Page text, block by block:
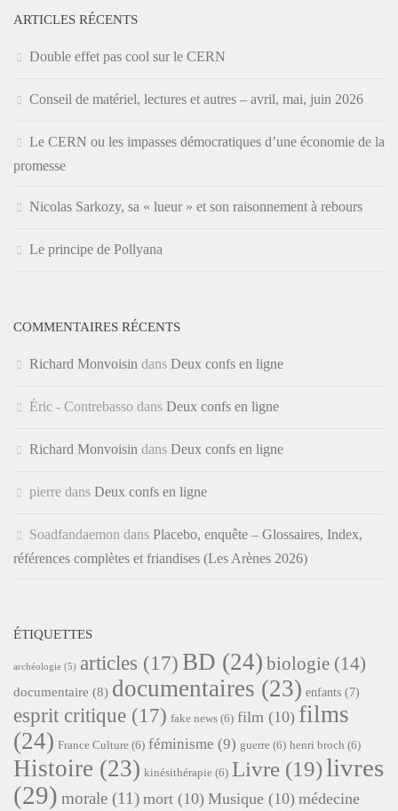
ARTICLES RÉCENTS
Double effet pas cool sur le CERN
Conseil de matériel, lectures et autres – avril, mai, juin 2026
Le CERN ou les impasses démocratiques d’une économie de la
promesse
Nicolas Sarkozy, sa « lueur » et son raisonnement à rebours
Le principe de Pollyana
COMMENTAIRES RÉCENTS
Richard Monvoisin dans Deux confs en ligne
Éric - Contrebasso dans Deux confs en ligne
Richard Monvoisin dans Deux confs en ligne
pierre dans Deux confs en ligne
Soadfandaemon dans Placebo, enquête – Glossaires, Index,
références complètes et friandises (Les Arènes 2026)
ÉTIQUETTES
archéologie (5) articles (17) BD (24) biologie (14)
documentaire (8) documentaires (23) enfants (7)
esprit critique (17) fake news (6) film (10) films
(24) France Culture (6) féminisme (9) guerre (6) henri broch (6)
Histoire (23) kinésithérapie (6) Livre (19)livres
(29) morale (11) mort (10) Musique (10) médecine